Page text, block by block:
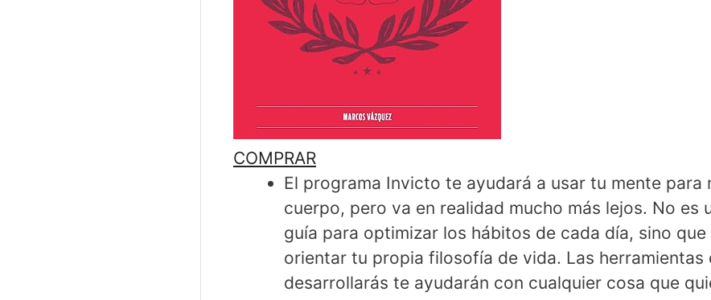
COMPRAR
El programa Invicto te ayudará a usar tu mente para
cuerpo, pero va en realidad mucho más lejos. No es
guía para optimizar los hábitos de cada día, sino
orientar tu propia filosofía de vida. Las herramientas
desarrollarás te ayudarán con cualquier cosa que